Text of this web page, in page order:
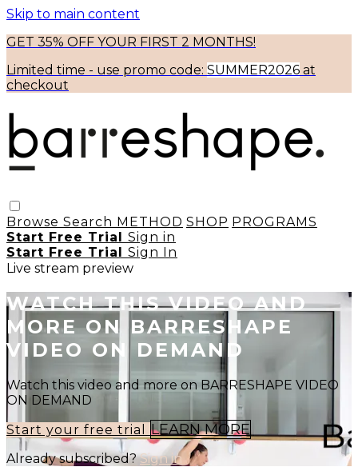
Skip to main content
GET 35% OFF YOUR FIRST 2 MONTHS!
Limited time - use promo code: SUMMER2026 at
checkout
Browse Search METHOD SHOP PROGRAMS
Start Free Trial Sign in
Start Free Trial Sign In
Live stream preview
WATCH THIS VIDEO AND
MORE ON BARRESHAPE
VIDEO ON DEMAND
Watch this video and more on BARRESHAPE VIDEO
ON DEMAND
Start your free trial LEARN MORE
Already subscribed?Sign in